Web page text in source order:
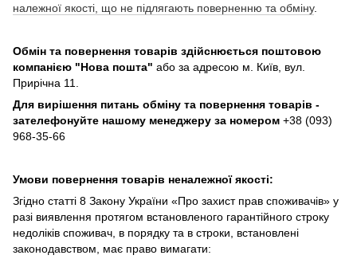
належної якості, що не підлягають поверненню та обміну.
Обмін та повернення товарів здійснюється поштовою
компанією "Нова пошта" або за адресою м. Київ, вул.
Прирічна 11.
Для вирішення питань обміну та повернення товарів -
зателефонуйте нашому менеджеру за номером +38 (093)
968-35-66
Умови повернення товарів неналежної якості:
Згідно статті 8 Закону України «Про захист прав споживачів» у
разі виявлення протягом встановленого гарантійного строку
недоліків споживач, в порядку та в строки, встановлені
законодавством, має право вимагати: